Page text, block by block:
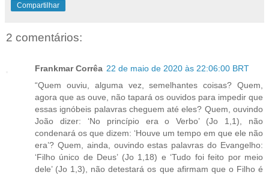
Compartilhar
2 comentários:
Frankmar Corrêa 22 de maio de 2020 às 22:06:00 BRT
“Quem ouviu, alguma vez, semelhantes coisas? Quem,
agora que as ouve, não tapará os ouvidos para impedir que
essas ignóbeis palavras cheguem até eles? Quem, ouvindo
João dizer: ‘No princípio era o Verbo’ (Jo 1,1), não
condenará os que dizem: ‘Houve um tempo em que ele não
era’? Quem, ainda, ouvindo estas palavras do Evangelho:
‘Filho único de Deus’ (Jo 1,18) e ‘Tudo foi feito por meio
dele’ (Jo 1,3), não detestará os que afirmam que o Filho é